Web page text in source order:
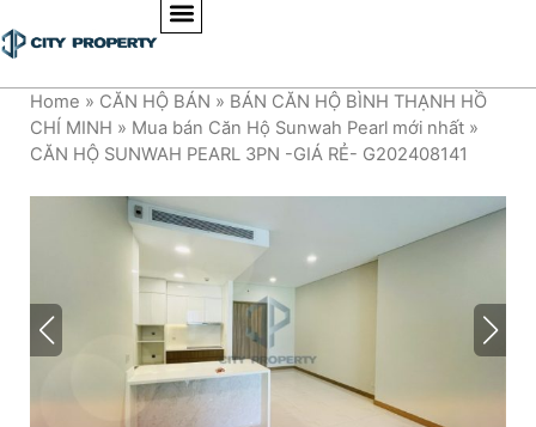
Home » CĂN HỘ BÁN » BÁN CĂN HỘ BÌNH THẠNH HỒ
CHÍ MINH » Mua bán Căn Hộ Sunwah Pearl mới nhất »
CĂN HỘ SUNWAH PEARL 3PN -GIÁ RẺ- G202408141